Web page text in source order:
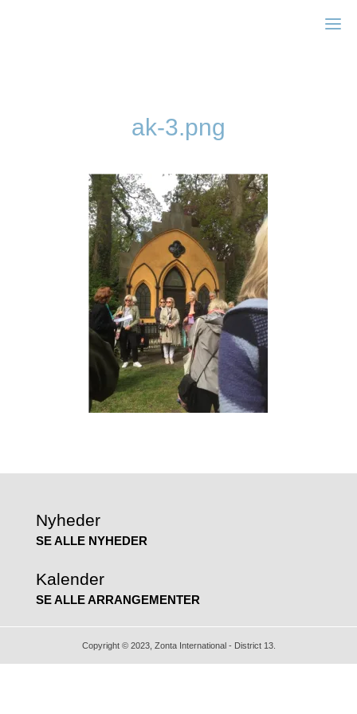
ak-3.png
Nyheder
SE ALLE NYHEDER
Kalender
SE ALLE ARRANGEMENTER
Copyright © 2023, Zonta International - District 13.